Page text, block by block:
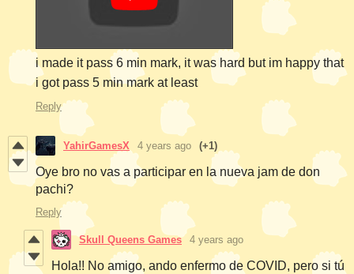
i made it pass 6 min mark, it was hard but im happy that
i got pass 5 min mark at least
Reply
YahirGamesX 4 years ago (+1)
Oye bro no vas a participar en la nueva jam de don
pachi?
Reply
Skull Queens Games 4 years ago
Hola!! No amigo, ando enfermo de COVID, pero si tú